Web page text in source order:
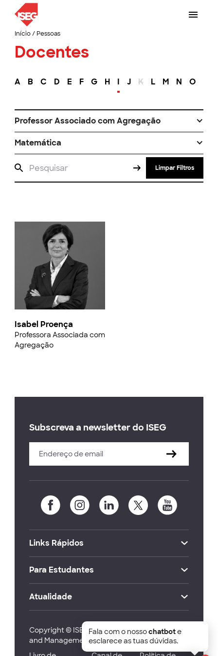
Início/ Pessoas
Docentes
A B C D E F G H I J K L M N O
Professor Associado com Agregação
Matemática
Limpar Filtros
Isabel Proença
Professora Associada com
Agregação
Subscreva a newsletter do ISEG
Links Rápidos
Para Estudantes
Atualidade
Copyright © ISEG Lisbon School of Economics
and Management 2026
Fala com o nossochatbote
esclarece as tuas dúvidas.